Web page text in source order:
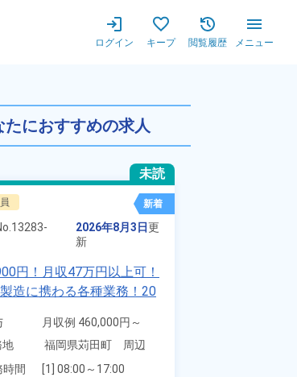
ログイン キープ 閲覧履歴 メニュー
万以上可◎20代～50
たにおすすめの求人
未読
新着
13283-
2026年8月3日更
新
円！月収47万円以上可！
造に携わる各種業務！20
代の男女活躍中★ワンルー
！マイカー通勤OK！無料
り！赴任旅費会社負担！
あり！日払いあり！土日
月収例 460,000円～
480,000円
時給 1,900円～1,900円
地
福岡県苅田町　周辺
時間
[1] 08:00～17:00